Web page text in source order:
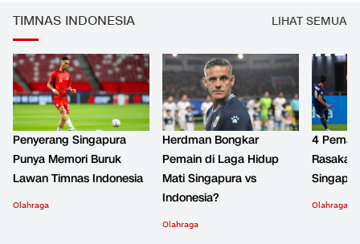
TIMNAS INDONESIA LIHAT SEMUA
Penyerang Singapura
Punya Memori Buruk
Lawan Timnas Indonesia
Olahraga
Herdman Bongkar
Pemain di Laga Hidup
Mati Singapura vs
Indonesia?
Olahraga
4
Olahraga